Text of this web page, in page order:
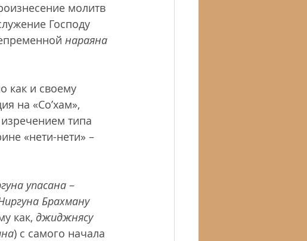
молитв
Господу
нараяна
как и своему
на «Со’хам»,
типа
«нети-нети» –
упасана –
Брахману
как, джиджнясу
) с самого начала